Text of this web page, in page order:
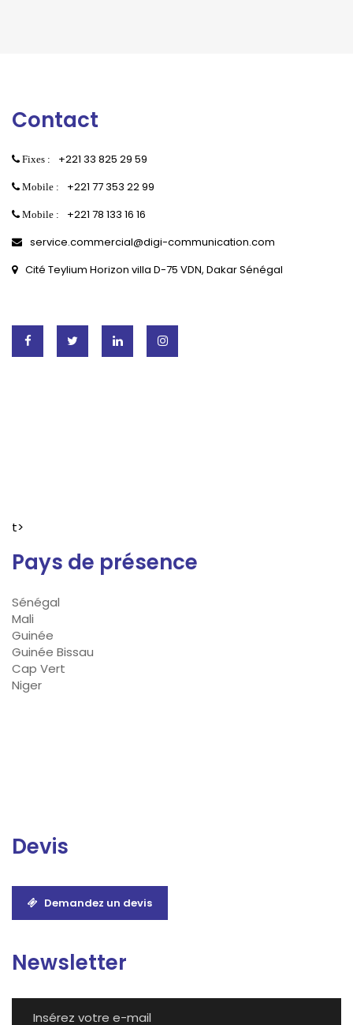
Contact
Fixes : +221 33 825 29 59
Mobile : +221 77 353 22 99
Mobile :
+221 78 133 16 16
service.commercial@digi-communication.com
Cité Teylium Horizon villa D-75 VDN, Dakar Sénégal
t>
Pays de présence
Sénégal
Mali
Guinée
Guinée Bissau
Cap Vert
Niger
Devis
Demandez un devis
Newsletter